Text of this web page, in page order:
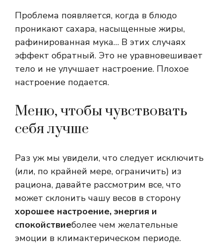
Проблема появляется, когда в блюдо
проникают сахара, насыщенные жиры,
рафинированная мука… В этих случаях
эффект обратный. Это не уравновешивает
тело и не улучшает настроение. Плохое
настроение подается.
Меню, чтобы чувствовать
себя лучше
Раз уж мы увидели, что следует исключить
(или, по крайней мере, ограничить) из
рациона, давайте рассмотрим все, что
может склонить чашу весов в сторону
хорошее настроение, энергия и
спокойствиеболее чем желательные
эмоции в климактерическом периоде.